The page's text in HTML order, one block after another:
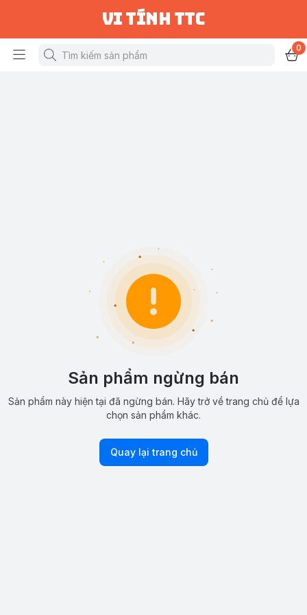
vi tính ttc
0
Sản phẩm ngừng bán
Sản phẩm này hiện tại đã ngừng bán. Hãy trở về trang chủ để lựa
chọn sản phẩm khác.
Quay lại trang chủ